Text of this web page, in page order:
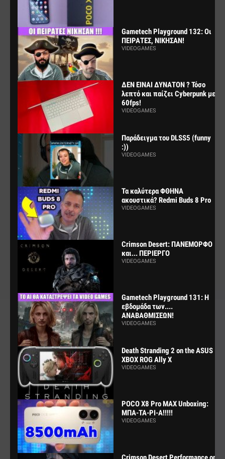
Gametech Playground 132: Οι
ΠΕΙΡΑΤΕΣ, ΝΙΚΗΣΑΝ!
VIDEOGAMES
ΔΕΝ ΕΙΝΑΙ ΔΥΝΑΤΟΝ ? Τόσο
λεπτό και παίζει Cyberpunk με
60fps!
VIDEOGAMES
Παράδειγμα του DLSS5 (funny
:))
VIDEOGAMES
Τα καλύτερα ΦΘΗΝΑ
ακουστικά? Redmi Buds 8 Pro
VIDEOGAMES
Crimson Desert: ΠΑΝΕΜΟΡΦΟ
και... ΠΕΡΙΕΡΓΟ
VIDEOGAMES
Gametech Playground 131: Η
εβδομάδα των....
ΑΝΑΒΑΘΜΙΣΕΩΝ!
VIDEOGAMES
Death Stranding 2 on the ASUS
XBOX ROG Ally X
VIDEOGAMES
POCO X8 Pro MAX Unboxing:
ΜΠΑ-ΤΑ-ΡΙ-Α!!!!!
VIDEOGAMES